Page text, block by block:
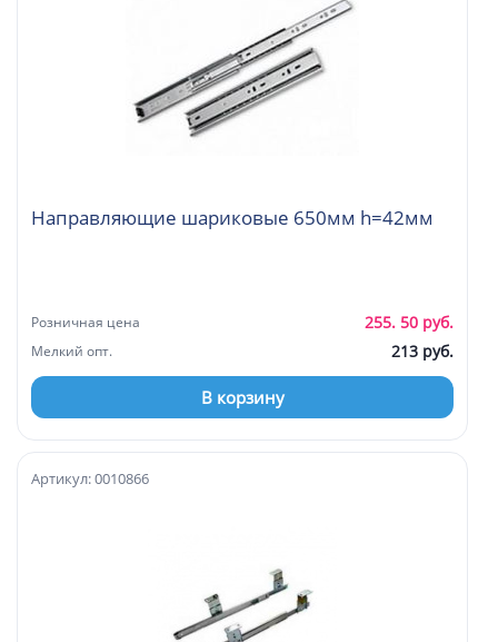
Направляющие шариковые 650мм h=42мм
Розничная цена 255. 50 руб.
Мелкий опт. 213 руб.
В корзину
Артикул: 0010866